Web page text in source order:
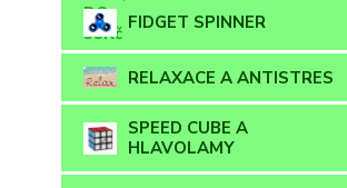
FIDGET SPINNER
RELAXACE A ANTISTRES
SPEED CUBE A
HLAVOLAMY